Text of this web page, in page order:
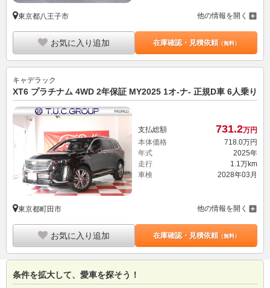
東京都八王子市 他の情報を開く
お気に入り追加 在庫確認・見積依頼（無料）
キャデラック
XT6 プラチナム 4WD 2年保証 MY2025 1オ-ナ- 正規D車 6人乗り
支払総額 731.2万円
本体価格
718. 0万円
年式
2025年
走行
1.1万km
車検
2028年03月
東京都町田市 他の情報を開く
お気に入り追加 在庫確認・見積依頼（無料）
条件を拡大して、愛車を探そう！